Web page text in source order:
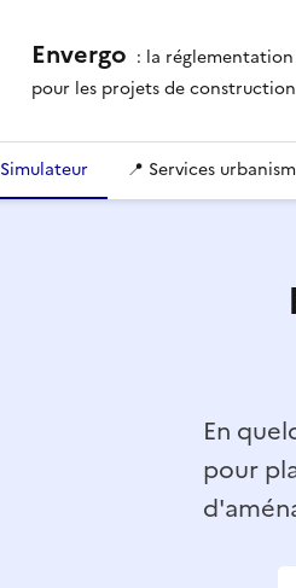
Envergo : la
pour les projets de
Simulateur 📍 Services
En
pour